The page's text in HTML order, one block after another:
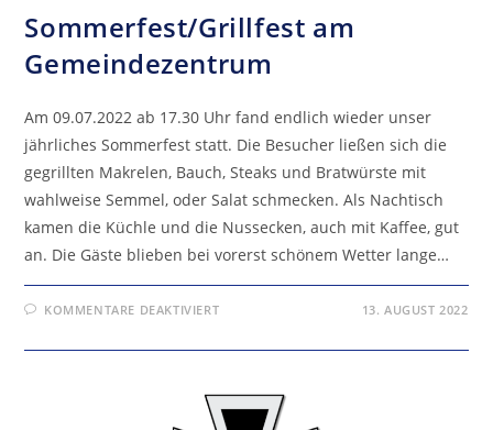
Sommerfest/Grillfest am
Gemeindezentrum
Am 09.07.2022 ab 17.30 Uhr fand endlich wieder unser
jährliches Sommerfest statt. Die Besucher ließen sich die
gegrillten Makrelen, Bauch, Steaks und Bratwürste mit
wahlweise Semmel, oder Salat schmecken. Als Nachtisch
kamen die Küchle und die Nussecken, auch mit Kaffee, gut
an. Die Gäste blieben bei vorerst schönem Wetter lange…
KOMMENTARE DEAKTIVIERTFÜR
GEMEINDEZENTRUM
13. AUGUST 2022